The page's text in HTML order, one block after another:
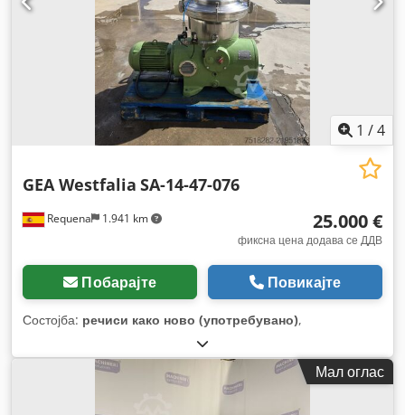
1 /4
Requena 1.941 km
GEA Westfalia SA-14-47-076
25.000 €
фиксна цена додава се ДДВ
Побарајте Повикајте
Состојба: речиси како ново (употребувано),
Мал оглас